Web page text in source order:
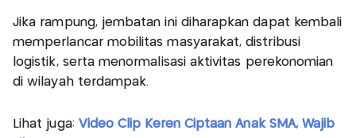
Jika rampung, jembatan ini diharapkan dapat kembali
memperlancar mobilitas masyarakat, distribusi
logistik, serta menormalisasi aktivitas perekonomian
di wilayah terdampak.
Lihat juga: Video Clip Keren Ciptaan Anak SMA, Wajib